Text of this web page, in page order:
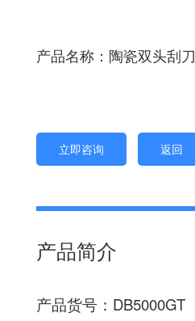
产品名称：陶瓷双头刮刀
立即咨询 返回
产品简介
产品货号：DB5000GT